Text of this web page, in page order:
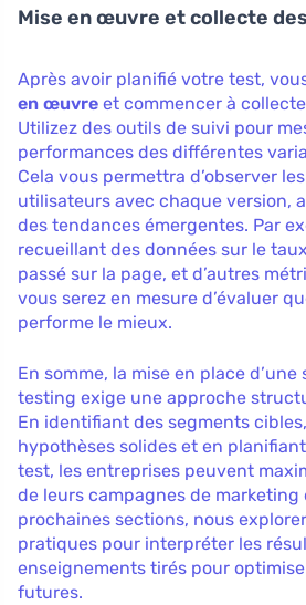
Mise en œuvre et collecte
Après avoir planifié votre test,
en œuvre et commencer à
Utilizez des outils de suivi pour
performances des différentes
Cela vous permettra d’observer
utilisateurs avec chaque version,
des tendances émergentes. Par
recueillant des données sur le
passé sur la page, et d’autres
vous serez en mesure d’évaluer
performe le mieux.
En somme, la mise en place d’une
testing exige une approche
En identifiant des segments
hypothèses solides et en
test, les entreprises peuvent
de leurs campagnes de marketing
prochaines sections, nous
pratiques pour interpréter les
enseignements tirés pour
futures.